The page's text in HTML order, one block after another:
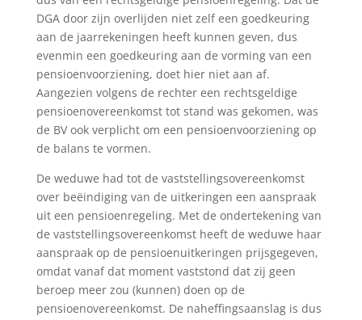
DGA door zijn overlijden niet zelf een goedkeuring
aan de jaarrekeningen heeft kunnen geven, dus
evenmin een goedkeuring aan de vorming van een
pensioenvoorziening, doet hier niet aan af.
Aangezien volgens de rechter een rechtsgeldige
pensioenovereenkomst tot stand was gekomen, was
de BV ook verplicht om een pensioenvoorziening op
de balans te vormen.
De weduwe had tot de vaststellingsovereenkomst
over beëindiging van de uitkeringen een aanspraak
uit een pensioenregeling. Met de ondertekening van
de vaststellingsovereenkomst heeft de weduwe haar
aanspraak op de pensioenuitkeringen prijsgegeven,
omdat vanaf dat moment vaststond dat zij geen
beroep meer zou (kunnen) doen op de
pensioenovereenkomst. De naheffingsaanslag is dus